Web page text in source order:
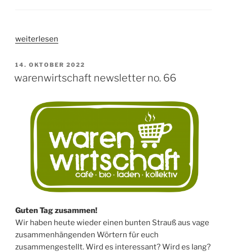
„warenwirtschaft
no.
67“
weiterlesen
VERÖFFENTLICHT
14. OKTOBER 2022
warenwirtschaft newsletter no. 66
Guten Tag zusammen!
Wir haben heute wieder einen bunten Strauß aus vage
zusammenhängenden Wörtern für euch
zusammengestellt. Wird es interessant? Wird es lang?